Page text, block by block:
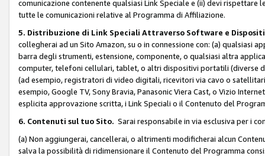
comunicazione contenente qualsiasi Link Speciale e (ii) devi
tutte le comunicazioni relative al Programma di Affiliazione.
5. Distribuzione di Link Speciali Attraverso Software e
collegherai ad un Sito Amazon, su o in connessione con: (a)
barra degli strumenti, estensione, componente, o qualsiasi altra
computer, telefoni cellulari, tablet, o altri dispositivi portatili (diverse
(ad esempio, registratori di video digitali, ricevitori via cavo o
esempio, Google TV, Sony Bravia, Panasonic Viera Cast, o Vizio
esplicita approvazione scritta, i Link Speciali o il Contenuto del
6. Contenuti sul tuo Sito. Sarai responsabile in via esclusiva per i
(a) Non aggiungerai, cancellerai, o altrimenti modificherai alcun
salva la possibilità di ridimensionare il Contenuto del Programma